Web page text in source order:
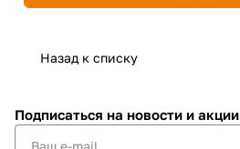
Назад к списку
Подписаться на новости и акции